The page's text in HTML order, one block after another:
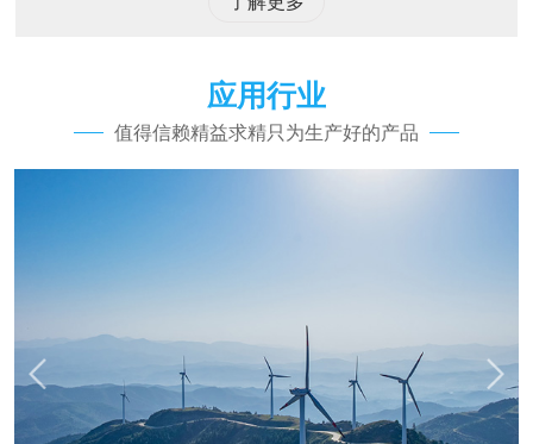
应用行业
值得信赖精益求精只为生产好的产品